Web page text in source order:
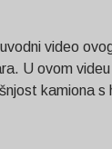
video
U ovom
kamiona s